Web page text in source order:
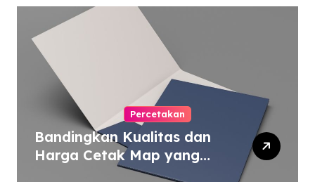
Percetakan
Bandingkan Kualitas dan
Harga Cetak Map yang
Murah atau Mahal